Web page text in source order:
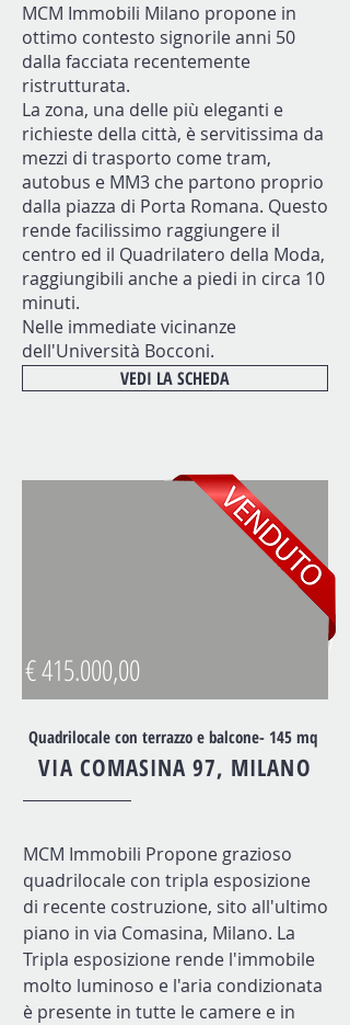
MCM Immobili Milano propone in
ottimo contesto signorile anni 50
dalla facciata recentemente
ristrutturata.
La zona, una delle più eleganti e
richieste della città, è servitissima da
mezzi di trasporto come tram,
autobus e MM3 che partono proprio
dalla piazza di Porta Romana. Questo
rende facilissimo raggiungere il
centro ed il Quadrilatero della Moda,
raggiungibili anche a piedi in circa 10
minuti.
Nelle immediate vicinanze
dell'Università Bocconi.
VEDI LA SCHEDA
€ 415.000,00
Quadrilocale con terrazzo e balcone- 145 mq
VIA COMASINA 97, MILANO
MCM Immobili Propone grazioso
quadrilocale con tripla esposizione
di recente costruzione, sito all'ultimo
piano in via Comasina, Milano. La
Tripla esposizione rende l'immobile
molto luminoso e l'aria condizionata
è presente in tutte le camere e in